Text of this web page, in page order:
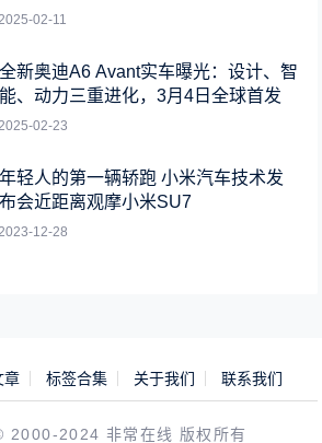
02-11
全新奥迪A6 Avant实车曝光：设计、智
能、动力三重进化，3月4日全球首发
02-23
年轻人的第一辆轿跑 小米汽车技术发
布会近距离观摩小米SU7
12-28
章 标签合集 关于我们 联系我们
2024 非常在线 版权所有